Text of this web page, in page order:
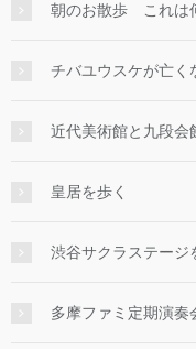
朝のお散歩 これは
チバユウスケが亡く
近代美術館と九段会
皇居を歩く
渋谷サクラステージ
多摩ファミ定期演奏